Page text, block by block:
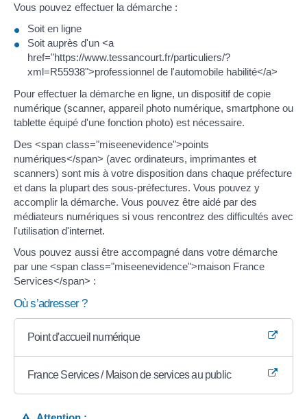
Vous pouvez effectuer la démarche :
Soit en ligne
Soit auprès d'un <a
href="https://www.tessancourt.fr/particuliers/?
xml=R55938">professionnel de l'automobile habilité</a>
Pour effectuer la démarche en ligne, un dispositif de copie
numérique (scanner, appareil photo numérique, smartphone ou
tablette équipé d'une fonction photo) est nécessaire.
Des <span class="miseenevidence">points
numériques</span> (avec ordinateurs, imprimantes et
scanners) sont mis à votre disposition dans chaque préfecture
et dans la plupart des sous-préfectures. Vous pouvez y
accomplir la démarche. Vous pouvez être aidé par des
médiateurs numériques si vous rencontrez des difficultés avec
l'utilisation d'internet.
Vous pouvez aussi être accompagné dans votre démarche
par une <span class="miseenevidence">maison France
Services</span> :
Où s’adresser ?
Point d'accueil numérique
France Services / Maison de services au public